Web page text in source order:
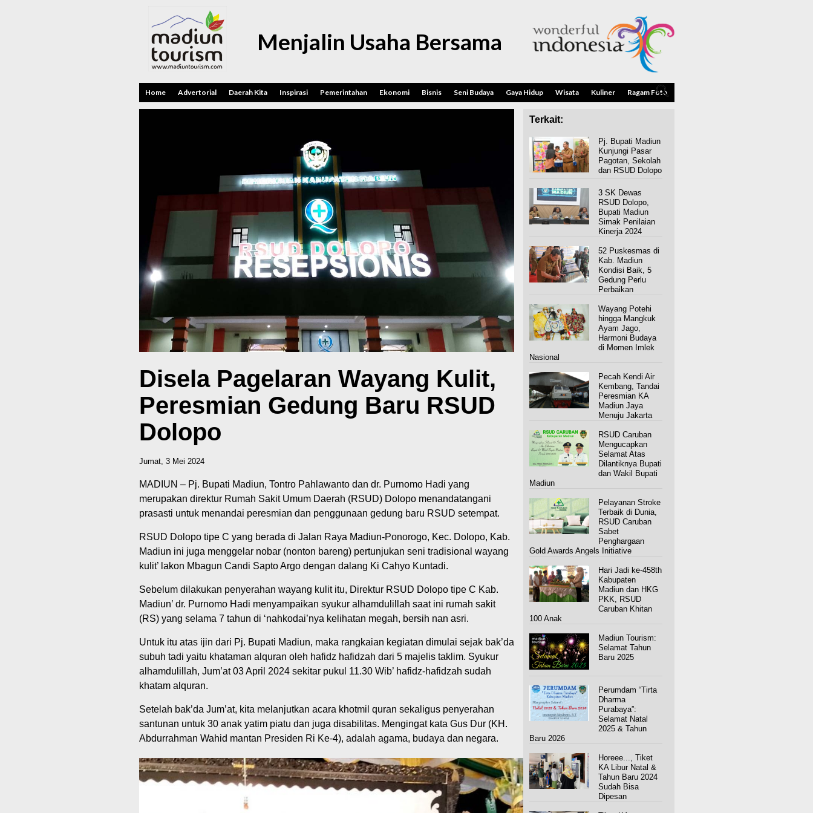
Menjalin Usaha Bersama
Home Advertorial Daerah Kita Inspirasi Pemerintahan Ekonomi Bisnis Seni Budaya Gaya Hidup Wisata Kuliner Ragam Foto
Disela Pagelaran Wayang Kulit,
Peresmian Gedung Baru RSUD
Dolopo
Jumat, 3 Mei 2024
MADIUN – Pj. Bupati Madiun, Tontro Pahlawanto dan dr. Purnomo Hadi yang
merupakan direktur Rumah Sakit Umum Daerah (RSUD) Dolopo menandatangani
prasasti untuk menandai peresmian dan penggunaan gedung baru RSUD setempat.
RSUD Dolopo tipe C yang berada di Jalan Raya Madiun-Ponorogo, Kec. Dolopo, Kab.
Madiun ini juga menggelar nobar (nonton bareng) pertunjukan seni tradisional wayang
kulit’ lakon Mbagun Candi Sapto Argo dengan dalang Ki Cahyo Kuntadi.
Sebelum dilakukan penyerahan wayang kulit itu, Direktur RSUD Dolopo tipe C Kab.
Madiun’ dr. Purnomo Hadi menyampaikan syukur alhamdulillah saat ini rumah sakit
(RS) yang selama 7 tahun di ‘nahkodai’nya kelihatan megah, bersih nan asri.
Untuk itu atas ijin dari Pj. Bupati Madiun, maka rangkaian kegiatan dimulai sejak bak’da
subuh tadi yaitu khataman alquran oleh hafidz hafidzah dari 5 majelis taklim. Syukur
alhamdulillah, Jum’at 03 April 2024 sekitar pukul 11.30 Wib’ hafidz-hafidzah sudah
khatam alquran.
Setelah bak’da Jum’at, kita melanjutkan acara khotmil quran sekaligus penyerahan
santunan untuk 30 anak yatim piatu dan juga disabilitas. Mengingat kata Gus Dur (KH.
Abdurrahman Wahid mantan Presiden Ri Ke-4), adalah agama, budaya dan negara.
Terkait:
Pj. Bupati Madiun
Kunjungi Pasar
Pagotan, Sekolah
dan RSUD Dolopo
3 SK Dewas
RSUD Dolopo,
Bupati Madiun
Simak Penilaian
Kinerja 2024
52 Puskesmas di
Kab. Madiun
Kondisi Baik, 5
Gedung Perlu
Perbaikan
Wayang Potehi
hingga Mangkuk
Ayam Jago,
Harmoni Budaya
di Momen Imlek
Nasional
Pecah Kendi Air
Kembang, Tandai
Peresmian KA
Madiun Jaya
Menuju Jakarta
RSUD Caruban
Mengucapkan
Selamat Atas
Dilantiknya Bupati
dan Wakil Bupati
Madiun
Pelayanan Stroke
Terbaik di Dunia,
RSUD Caruban
Sabet
Penghargaan
Gold Awards Angels Initiative
Hari Jadi ke-458th
Kabupaten
Madiun dan HKG
PKK, RSUD
Caruban Khitan
100 Anak
Madiun Tourism:
Selamat Tahun
Baru 2025
Perumdam “Tirta
Dharma
Purabaya”:
Selamat Natal
2025 & Tahun
Baru 2026
Horeee..., Tiket
KA Libur Natal &
Tahun Baru 2024
Sudah Bisa
Dipesan